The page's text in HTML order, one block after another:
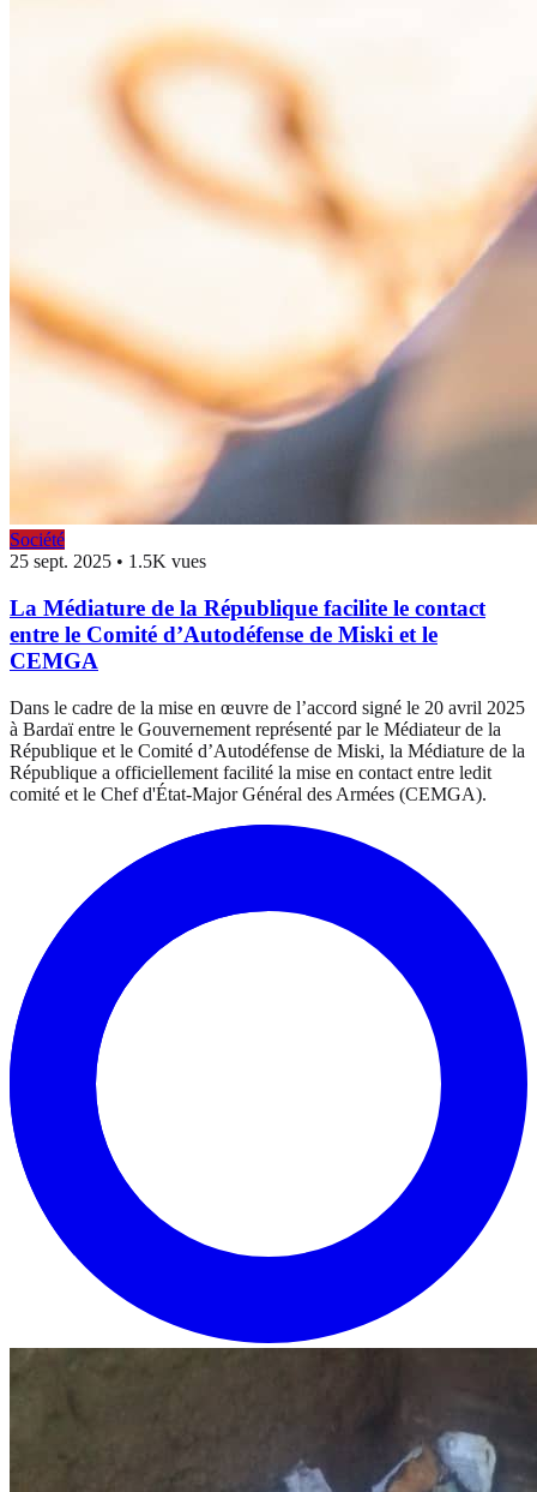
Société
25 sept. 2025 • 1.5K vues
La Médiature de la République facilite le contact
entre le Comité d’Autodéfense de Miski et le
CEMGA
Dans le cadre de la mise en œuvre de l’accord signé le 20 avril 2025
à Bardaï entre le Gouvernement représenté par le Médiateur de la
République et le Comité d’Autodéfense de Miski, la Médiature de la
République a officiellement facilité la mise en contact entre ledit
comité et le Chef d'État-Major Général des Armées (CEMGA).